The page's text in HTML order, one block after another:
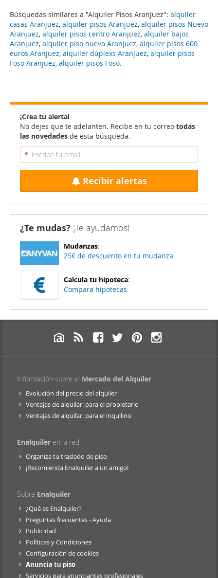
Búsquedas similares a "Alquiler Pisos Aranjuez": alquiler
casas Aranjuez, alquiler pisos Aranjuez, alquiler pisos Nuevo
Aranjuez, alquiler pisos centro Aranjuez, alquiler bajos
Aranjuez, alquiler piso nuevo Aranjuez, alquiler pisos 600
euros Aranjuez, alquiler dúplexs Aranjuez, alquiler pisos
Foso Aranjuez, alquiler pisos Foso.
¡Crea tu alerta!
No dejes que te adelanten. Recibe en tu correo todas
las novedades de esta búsqueda.
Recibir alertas
¿Te mudas? ¡Te ayudamos!
Mudanzas:
25€ de descuento en tu mudanza
Calcula tu hipoteca:
Compara hipotecas
Información sobre el Mercado del Alquiler
Evolución del precio del alquiler
Ventajas de alquilar: para el propietario
Ventajas de alquilar: para el inquilino
Enalquiler en la red
Organiza tu traslado de piso
¡Recomienda Enalquiler a un amigo!
Sobre Enalquiler
¿Qué es Enalquiler?
Preguntas frecuentes - Ayuda
Publicidad
Políticas y Condiciones
Configuración de cookies
Anuncia tu piso
Servicios para anunciantes profesionales